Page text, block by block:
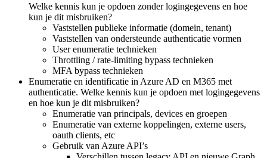
Welke kennis kun je opdoen zonder logingegevens en hoe
kun je dit misbruiken?
Vaststellen publieke informatie (domein, tenant)
Vaststellen van ondersteunde authenticatie vormen
User enumeratie technieken
Throttling / rate-limiting bypass technieken
MFA bypass technieken
Enumeratie en identificatie in Azure AD en M365 met
authenticatie. Welke kennis kun je opdoen met logingegevens
en hoe kun je dit misbruiken?
Enumeratie van principals, devices en groepen
Enumeratie van externe koppelingen, externe users,
oauth clients, etc
Gebruik van Azure API’s